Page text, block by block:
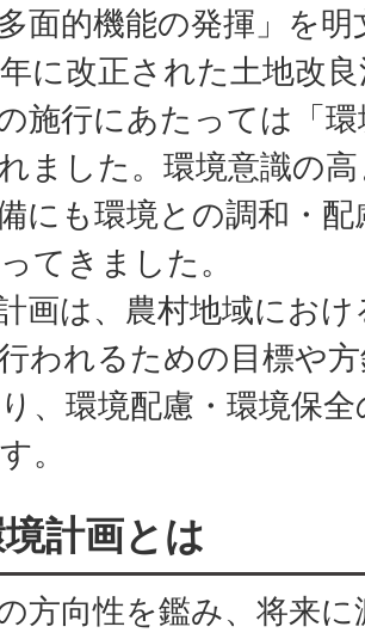
面的機能の発揮」を
に改正された土地改
施行にあたっては「
ました。環境意識の
にも環境との調和・
てきました。
画は、農村地域にお
われるための目標や
、環境配慮・環境保
。
計画とは
方向性を鑑み、将来